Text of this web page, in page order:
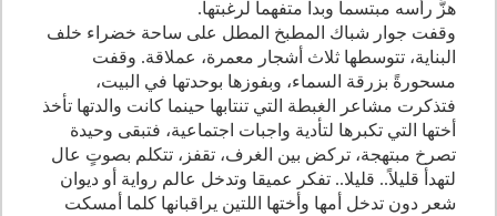
هزَّ رأسه مبتسماً وبدا متفهماً لرغبتها.
وقفت جوار شباك المطبخ المطل على ساحة خضراء خلف
البناية، تتوسطها ثلاث أشجار معمرة، عملاقة. وقفت
مسحورةً بزرقة السماء، وبفوزها بوحدتها في البيت،
فتذكرت مشاعر الغبطة التي تنتابها حينما كانت والدتها تأخذ
أختها التي تكبرها لتأدية واجبات اجتماعية، فتبقى وحيدة
تصرخ مبتهجة، تركض بين الغرف، تقفز، تتكلم بصوتٍ عال
لتهدأ قليلاً.. قليلا.. تفكر عميقا وتدخل عالم رواية أو ديوان
شعر دون تدخل أمها وأختها اللتين يراقبانها كلما أمسكت